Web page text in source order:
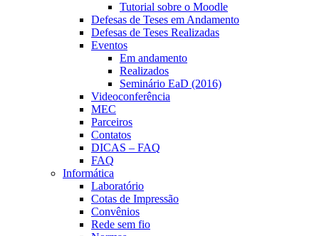
Tutorial sobre o Moodle
Defesas de Teses em Andamento
Defesas de Teses Realizadas
Eventos
Em andamento
Realizados
Seminário EaD (2016)
Videoconferência
MEC
Parceiros
Contatos
DICAS – FAQ
FAQ
Informática
Laboratório
Cotas de Impressão
Convênios
Rede sem fio